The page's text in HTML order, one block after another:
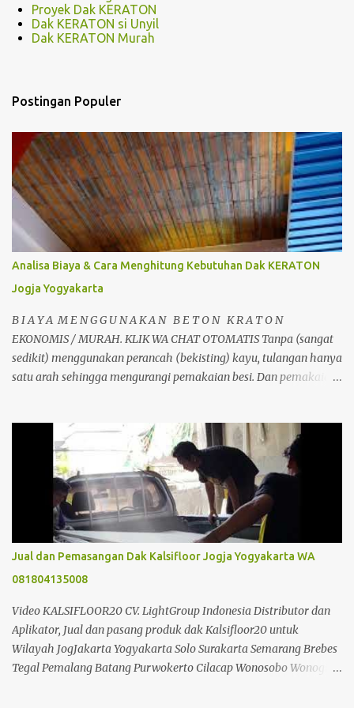
Proyek Dak KERATON
Dak KERATON si Unyil
Dak KERATON Murah
Postingan Populer
Analisa Biaya & Cara Menghitung Kebutuhan Dak KERATON
Jogja Yogyakarta
B I A Y A M E N G G U N A K A N B E T O N K R A T O N
EKONOMIS / MURAH. KLIK WA CHAT OTOMATIS Tanpa (sangat
sedikit) menggunakan perancah (bekisting) kayu, tulangan hanya
satu arah sehingga mengurangi pemakaian besi. Dan pemakaian
pembongkaran. Jadi jelas dari segi perancah sangat ada
penghematan. dibandingkan dengan pembuatan plat lantai beton
konvensional biasa. Selain itu juga tidak memerlukan alat bantu
seperti krane, sehingga dapat mengurangi biaya konstruksi.
Analisa Perbandingan Cor Beton Konfensional Dan Dak Beton
Kraton Analisa Harga Biaya Pekerjaan Beton Kraton/m2 & Cara
Menghitung Kebutuhan Dak KERATON : 1m2 DAK KRATON
AREA JOGJA & JAWA TENGAH Bahan Volume Satuan Harga
Satuan Jumlah Kraton T= 10 Cm 20 m2 10 ,000.00
200,000.00 Besi ...
Jual dan Pemasangan Dak Kalsifloor Jogja Yogyakarta WA
081804135008
Video KALSIFLOOR20 CV. LightGroup Indonesia Distributor dan
Aplikator, Jual dan pasang produk dak Kalsifloor20 untuk
Wilayah JogJakarta Yogyakarta Solo Surakarta Semarang Brebes
Tegal Pemalang Batang Purwokerto Cilacap Wonosobo Wonogiri